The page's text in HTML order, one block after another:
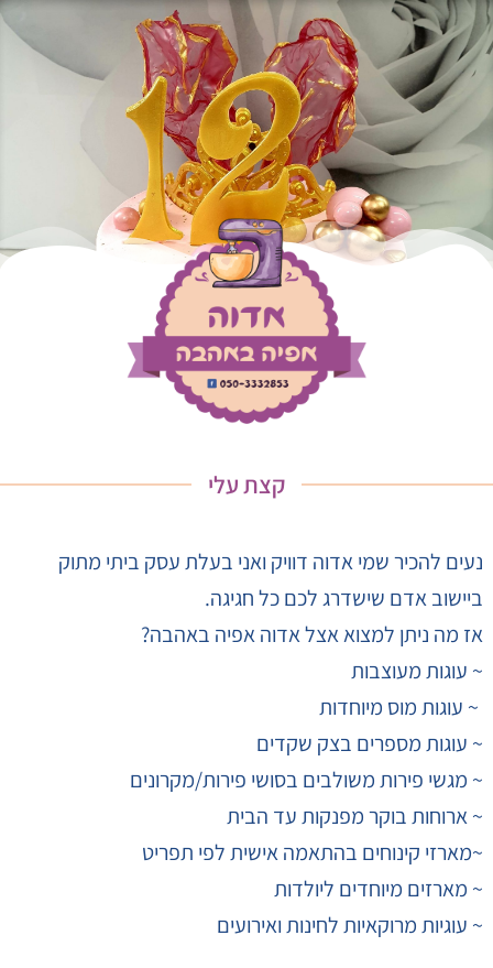
קצת עלי
נעים להכיר שמי אדוה דוויק ואני בעלת עסק ביתי מתוק
ביישוב אדם שישדרג לכם כל חגיגה.
אז מה ניתן למצוא אצל אדוה אפיה באהבה?
~ עוגות מעוצבות
~ עוגות מוס מיוחדות
~ עוגות מספרים בצק שקדים
~ מגשי פירות משולבים בסושי פירות/מקרונים
~ ארוחות בוקר מפנקות עד הבית
~מארזי קינוחים בהתאמה אישית לפי תפריט
~ מארזים מיוחדים ליולדות
~ עוגיות מרוקאיות לחינות ואירועים